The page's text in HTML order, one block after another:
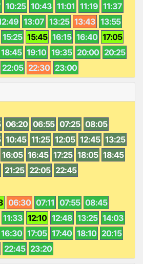
10:25 10:43 11:01 11:19 11:37
13:07 13:25 13:43 13:55
15:25 15:45 16:15 16:40 17:05
18:45 19:10 19:35 20:00 20:25
22:05 22:30 23:00
06:20 06:55 07:25 08:05
10:45 11:25 12:05 12:45 13:25
16:05 16:45 17:25 18:05 18:45
21:25 22:05 22:45
06:30 07:11 07:55 08:45
11:33 12:10 12:48 13:25 14:03
16:30 17:05 17:40 18:10 20:15
22:45 23:20